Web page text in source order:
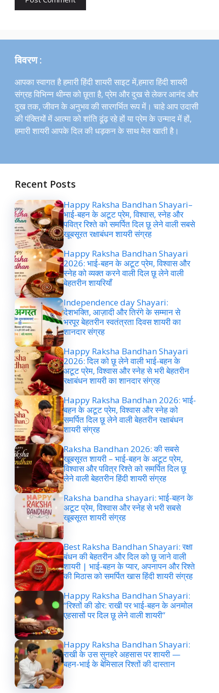
विवरण :
आपका स्वागत है हमारी हिंदी शायरी साइट में,हमारा हिंदी शायरी
संग्रह विभिन्न थीम्स को छूता है, प्रेम और दुख से लेकर आनंद और
दुख तक, जीवन के अनुभव की सारगर्भित रूप में। चाहे आप उदासी
की पंक्तियों में आत्मा को शांति ढूंढ़ रहे हों या प्रेम के उन्माद में हों,
हमारी शायरी आपके दिल की धड़कन के साथ मेल खाती है।
Recent Posts
Happy Raksha Bandhan Shayari–
भाई-बहन के अटूट प्रेम, विश्वास, स्नेह और
पवित्र रिश्ते को समर्पित दिल छू लेने वाली सबसे
खूबसूरत रक्षाबंधन शायरी संग्रह
Happy Raksha Bandhan Shayari
2026: भाई-बहन के अटूट प्रेम, विश्वास और
स्नेह को व्यक्त करने वाली दिल छू लेने वाली
बेहतरीन शायरियाँ
Independence day Shayari:
देशभक्ति, आज़ादी और तिरंगे के सम्मान से
भरपूर बेहतरीन स्वतंत्रता दिवस शायरी का
शानदार संग्रह
Happy Raksha Bandhan Shayari
2026: दिल को छू लेने वाली भाई-बहन के
अटूट प्रेम, विश्वास और स्नेह से भरी बेहतरीन
रक्षाबंधन शायरी का शानदार संग्रह
Happy Raksha Bandhan 2026: भाई-
बहन के अटूट प्रेम, विश्वास और स्नेह को
समर्पित दिल छू लेने वाली बेहतरीन रक्षाबंधन
शायरी संग्रह
Raksha Bandhan 2026: की सबसे
खूबसूरत शायरी – भाई-बहन के अटूट प्रेम,
विश्वास और पवित्र रिश्ते को समर्पित दिल छू
लेने वाली बेहतरीन हिंदी शायरी संग्रह
Raksha bandha shayari: भाई-बहन के
अटूट प्रेम, विश्वास और स्नेह से भरी सबसे
खूबसूरत शायरी संग्रह
Best Raksha Bandhan Shayari: रक्षा
बंधन की बेहतरीन और दिल को छू जाने वाली
शायरी | भाई-बहन के प्यार, अपनापन और रिश्ते
की मिठास को समर्पित खास हिंदी शायरी संग्रह
Happy Raksha Bandhan Shayari:
“रिश्तों की डोर: राखी पर भाई-बहन के अनमोल
एहसासों पर दिल छू लेने वाली शायरी”
Happy Raksha Bandhan Shayari:
राखी के उस सुनहरे अहसास पर शायरी —
बहन-भाई के बेमिसाल रिश्तों की दास्तान